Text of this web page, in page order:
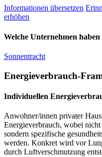
Informationen übersetzen
erhöhen
Welche Unternehmen haben
Sonnentracht
Energieverbrauch-
Individuellen
Anwohner/innen privater
Energieverbrauch, wobei
sondern spezifische
werden. Konkret wird vor
durch Luftverschmutzung